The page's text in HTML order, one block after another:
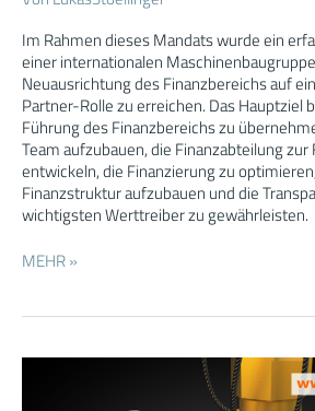
Im Rahmen dieses Mandats wurde ein
einer internationalen
Neuausrichtung des Finanzbereichs auf
Partner-Rolle zu erreichen. Das Hauptziel
Führung des Finanzbereichs zu
Team aufzubauen, die Finanzabteilung zur
entwickeln, die Finanzierung zu
Finanzstruktur aufzubauen und die
wichtigsten Werttreiber zu gewährleisten.
MEHR »